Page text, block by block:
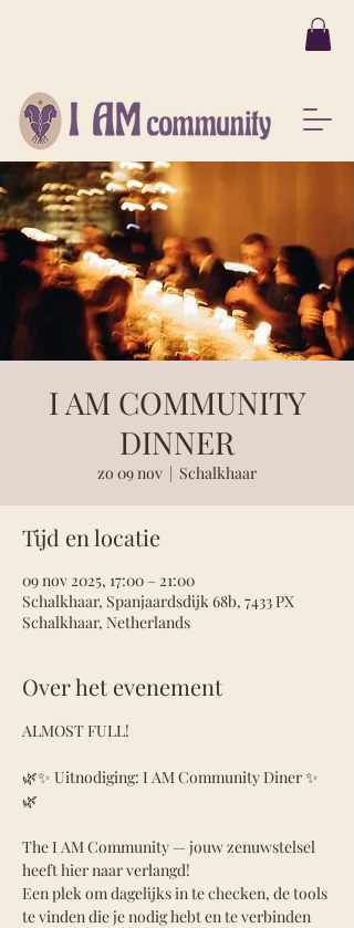
I AM COMMUNITY
DINNER
zo 09 nov
  |
Schalkhaar
Tijd en locatie
09 nov 2025, 17:00 – 21:00
Schalkhaar, Spanjaardsdijk 68b, 7433 PX
Schalkhaar, Netherlands
Over het evenement
ALMOST FULL!
🌿✨ Uitnodiging: I AM Community Diner ✨
🌿
The I AM Community — jouw zenuwstelsel
heeft hier naar verlangd!
Een plek om dagelijks in te checken, de tools
te vinden die je nodig hebt en te verbinden